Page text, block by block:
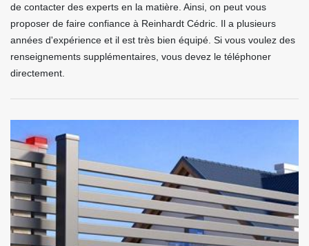
de contacter des experts en la matière. Ainsi, on peut vous
proposer de faire confiance à Reinhardt Cédric. Il a plusieurs
années d'expérience et il est très bien équipé. Si vous voulez des
renseignements supplémentaires, vous devez le téléphoner
directement.